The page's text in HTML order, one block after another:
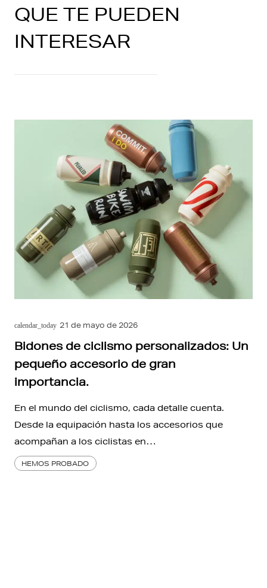
QUE TE PUEDEN
INTERESAR
calendar_today 21 de mayo de 2026
Bidones de ciclismo personalizados: Un
pequeño accesorio de gran
importancia.
En el mundo del ciclismo, cada detalle cuenta.
Desde la equipación hasta los accesorios que
acompañan a los ciclistas en…
HEMOS PROBADO